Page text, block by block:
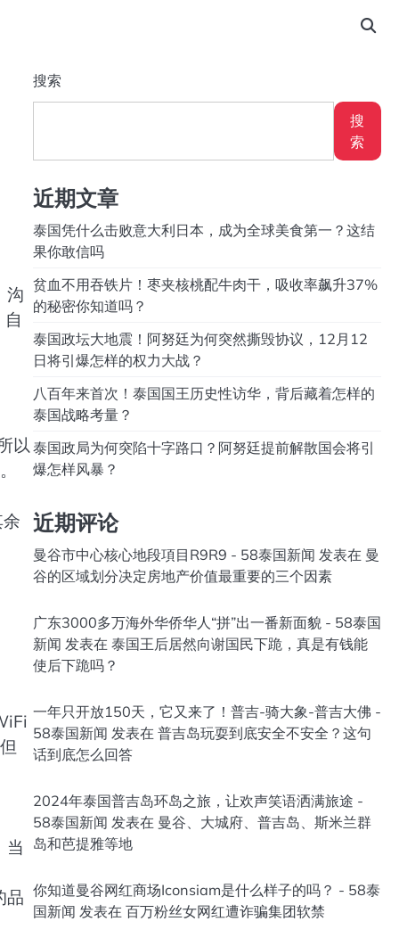
沟
以
当
品
搜索
搜
索
近期文章
泰国凭什么击败意大利日本，成为全球美食第一？这结
果你敢信吗
贫血不用吞铁片！枣夹核桃配牛肉干，吸收率飙升37%
的秘密你知道吗？
泰国政坛大地震！阿努廷为何突然撕毁协议，12月12
日将引爆怎样的权力大战？
八百年来首次！泰国国王历史性访华，背后藏着怎样的
泰国战略考量？
泰国政局为何突陷十字路口？阿努廷提前解散国会将引
爆怎样风暴？
近期评论
曼谷市中心核心地段項目R9R9 - 58泰国新闻 发表在 曼
谷的区域划分决定房地产价值最重要的三个因素
广东3000多万海外华侨华人“拼”出一番新面貌 - 58泰国
新闻 发表在 泰国王后居然向谢国民下跪，真是有钱能
使后下跪吗？
一年只开放150天，它又来了！普吉-骑大象-普吉大佛 -
58泰国新闻 发表在 普吉岛玩耍到底安全不安全？这句
话到底怎么回答
2024年泰国普吉岛环岛之旅，让欢声笑语洒满旅途 -
58泰国新闻 发表在 曼谷、大城府、普吉岛、斯米兰群
岛和芭提雅等地
你知道曼谷网红商场Iconsiam是什么样子的吗？ - 58泰
国新闻 发表在 百万粉丝女网红遭诈骗集团软禁